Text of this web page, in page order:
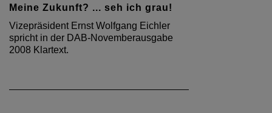
Meine Zukunft? ... seh ich grau!
Vizepräsident Ernst Wolfgang Eichler
spricht in der DAB-Novemberausgabe
2008 Klartext.